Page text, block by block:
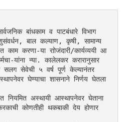
बांधकाम व पाटबंधारे विभाग
बाल कल्याण, कृषी, सामान्य
काम करणा-या राोजंदारी/कार्यव्ययी आ
यांना न्या. कालेलकर करारानुसार
सलग सेवेची ५ वर्ष पूर्ण केल्यानंतर
घेण्याचा शासनाने निर्णय घेतला
नियमित अस्थायी आस्थापनेवर घेताना
कोणतीही थकबाकी देय होणार